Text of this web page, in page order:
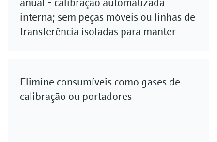
anual - calibração automatizada
interna; sem peças móveis ou linhas de
transferência isoladas para manter
Elimine consumíveis como gases de
calibração ou portadores